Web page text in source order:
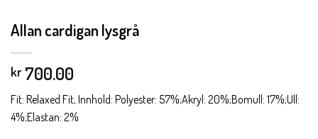
Allan cardigan lysgrå
kr700.00
Fit: Relaxed Fit, Innhold: Polyester: 57%;Akryl: 20%;Bomull: 17%;Ull:
4%;Elastan: 2%